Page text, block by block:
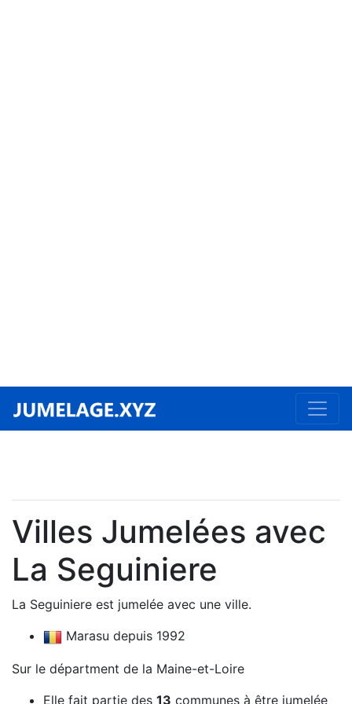
Villes Jumelées avec
La Seguiniere
La Seguiniere est jumelée avec une ville.
Marasu depuis 1992
Sur le départment de la Maine-et-Loire
Elle fait partie des 13 communes à être jumelée